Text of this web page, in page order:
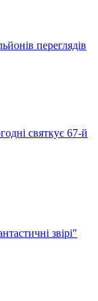
переглядів
святкує 67-й
звірі"